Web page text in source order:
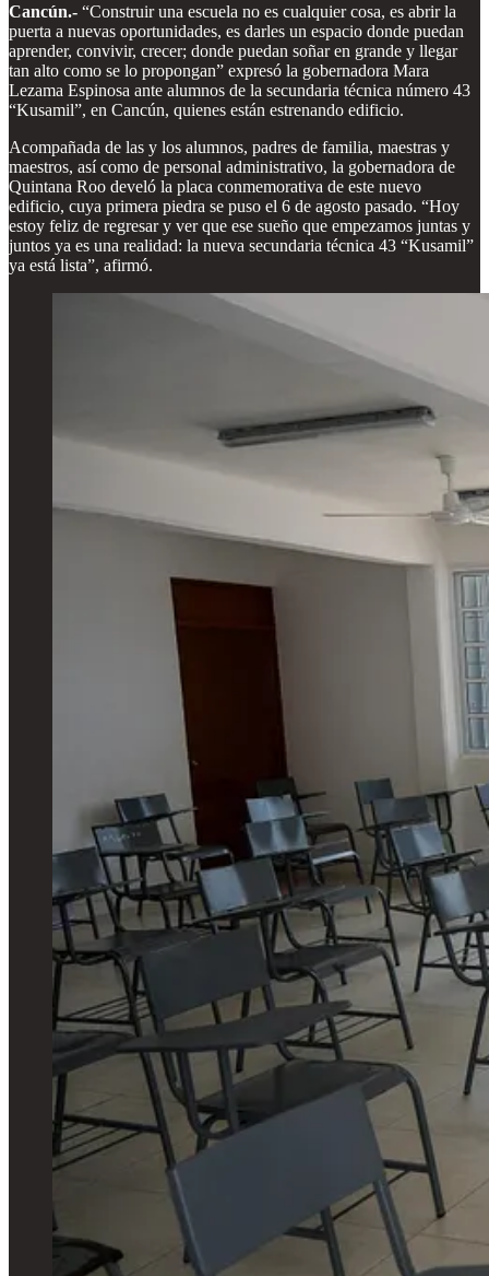
Cancún.- “Construir una escuela no es cualquier cosa, es abrir la
puerta a nuevas oportunidades, es darles un espacio donde puedan
aprender, convivir, crecer; donde puedan soñar en grande y llegar
tan alto como se lo propongan” expresó la gobernadora Mara
Lezama Espinosa ante alumnos de la secundaria técnica número 43
“Kusamil”, en Cancún, quienes están estrenando edificio.
Acompañada de las y los alumnos, padres de familia, maestras y
maestros, así como de personal administrativo, la gobernadora de
Quintana Roo develó la placa conmemorativa de este nuevo
edificio, cuya primera piedra se puso el 6 de agosto pasado. “Hoy
estoy feliz de regresar y ver que ese sueño que empezamos juntas y
juntos ya es una realidad: la nueva secundaria técnica 43 “Kusamil”
ya está lista”, afirmó.